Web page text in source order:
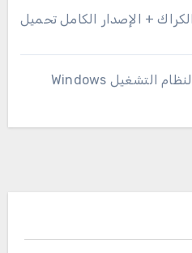
Malwarebytes 5.5.7.255 الكراك + الإصدار الكامل تحميل
Electron 42.3.3 الكراك + لنظام التشغيل Windows